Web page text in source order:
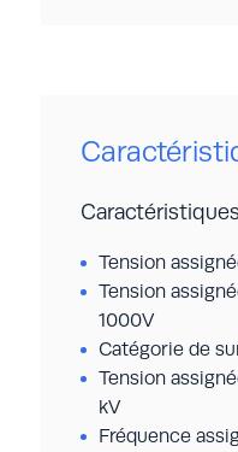
Tension
Tension
1000V
Catégorie de
Tension
kV
Fréquence